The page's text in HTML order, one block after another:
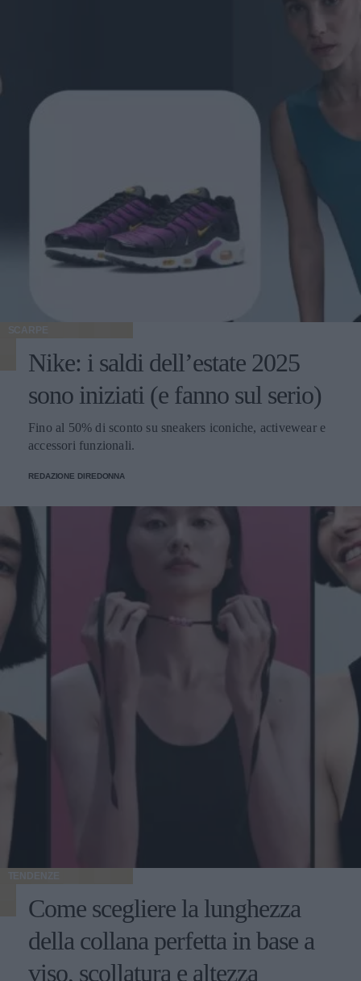
SCARPE
Nike: i saldi dell’estate 2025
sono iniziati (e fanno sul serio)
Fino al 50% di sconto su sneakers iconiche, activewear e
accessori funzionali.
REDAZIONE DIREDONNA
TENDENZE
Come scegliere la lunghezza
della collana perfetta in base a
viso, scollatura e altezza